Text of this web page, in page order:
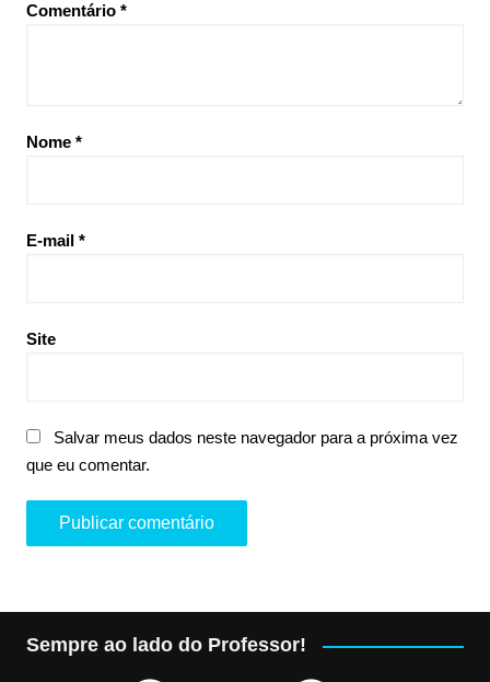
Comentário *
Nome *
E-mail *
Site
Salvar meus dados neste navegador para a próxima vez
que eu comentar.
Sempre ao lado do Professor!